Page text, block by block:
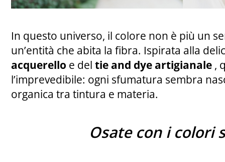
In questo universo, il colore non è più un
un’entità che abita la fibra. Ispirata alla
acquerello e del tie and dye artigianale ,
l’imprevedibile: ogni sfumatura sembra
organica tra tintura e materia.
Osate con i colori